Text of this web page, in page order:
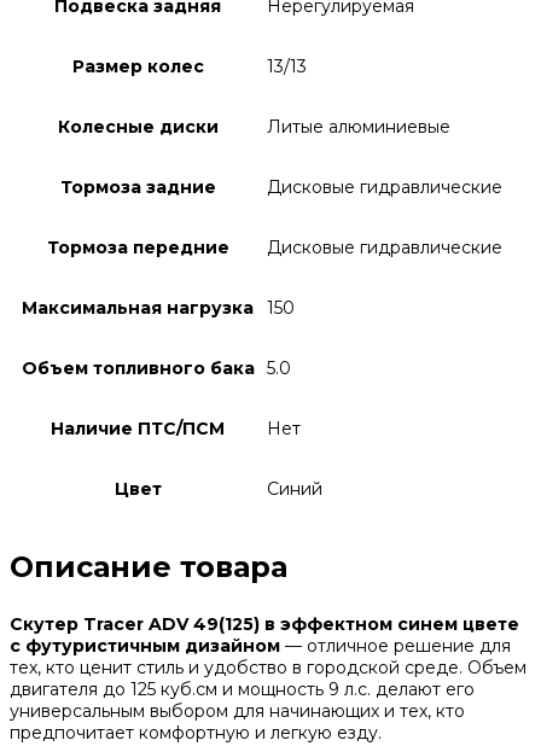
Подвеска задняя Нерегулируемая
Размер колес 13/13
Колесные диски Литые алюминиевые
Тормоза задние Дисковые гидравлические
Тормоза передние Дисковые гидравлические
Максимальная нагрузка 150
Объем топливного бака 5.0
Наличие ПТС/ПСМ Нет
Цвет Синий
Описание товара
Скутер Tracer ADV 49(125) в эффектном синем цвете
с футуристичным дизайном — отличное решение для
тех, кто ценит стиль и удобство в городской среде. Объем
двигателя до 125 куб.см и мощность 9 л.с. делают его
универсальным выбором для начинающих и тех, кто
предпочитает комфортную и легкую езду.